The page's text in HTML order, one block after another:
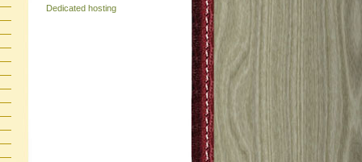
Dedicated hosting